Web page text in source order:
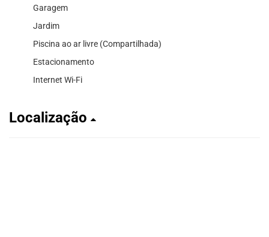
Garagem
Jardim
Piscina ao ar livre (Compartilhada)
Estacionamento
Internet Wi-Fi
Localização